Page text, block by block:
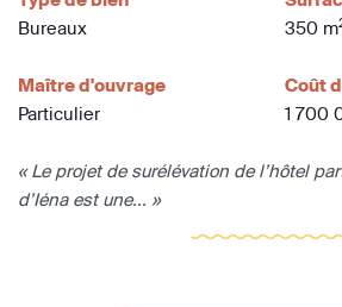
Bureaux
350 m
Maître d'ouvrage
Particulier
Coût
1 700
« Le projet de surélévation de l’hôtel
d’Iéna est une... »